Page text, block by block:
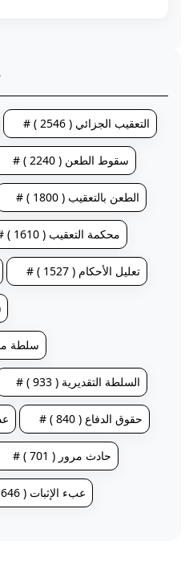
# التعقيب الجزائي ( 2546 )
# سقوط الطعن ( 2240 )
# الطعن بالتعقيب ( 1800 )
# محكمة التعقيب ( 1610 )
# تعليل الأحكام ( 1527 )
# سلطة
# السلطة التقديرية ( 933 )
# # حقوق الدفاع ( 840 )
# حادث مرور ( 701 )
# عبء الإثبات ( 646 )